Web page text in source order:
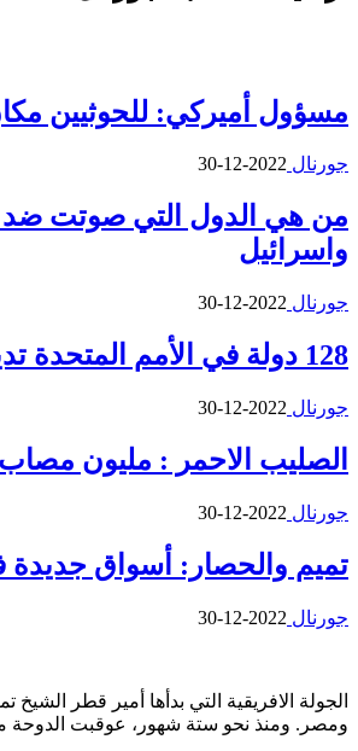
مسؤول أميركي: للحوثيين
جورنال 2022-12-30
من هي الدول التي صوتت ضد
واسرائيل
جورنال 2022-12-30
128 دولة في الأمم المتحدة تدين اعتراف ترامب بالقدس عاصمة لإسرائيل مع تسجيل معارضة 9 دول وامتناع 35 دولة عن التصويت
جورنال 2022-12-30
الصليب الاحمر : مليون مصاب
جورنال 2022-12-30
تميم والحصار: أسواق جديدة
جورنال 2022-12-30
الجولة الافريقية التي بدأها أمير قطر
ومصر. ومنذ نحو ستة شهور، عوقبت الدوحة